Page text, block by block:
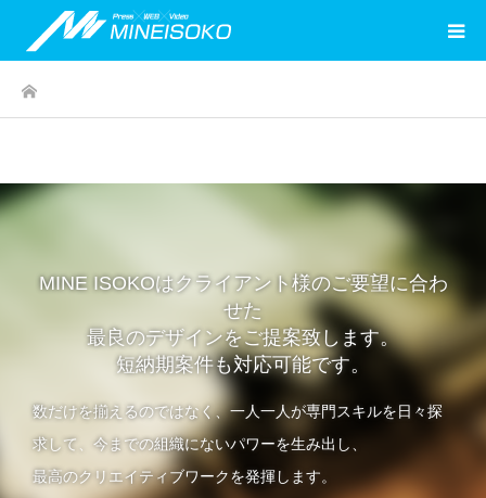
MINE ISOKOはクライアント様のご要望に合わ
せた
最良のデザインをご提案致します。
短納期案件も対応可能です。
数だけを揃えるのではなく、一人一人が専門スキルを日々探
求して、今までの組織にないパワーを生み出し、
最高のクリエイティブワークを発揮します。